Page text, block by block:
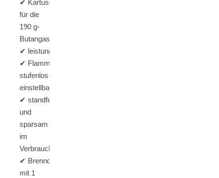
✔ Kartuschenkocher
für die
190 g-
Butangaskartusche
✔ leistungsstark
✔ Flamme
stufenlos
einstellbar
✔ standfest
und
sparsam
im
Verbrauch
✔ Brenndauer
mit 1